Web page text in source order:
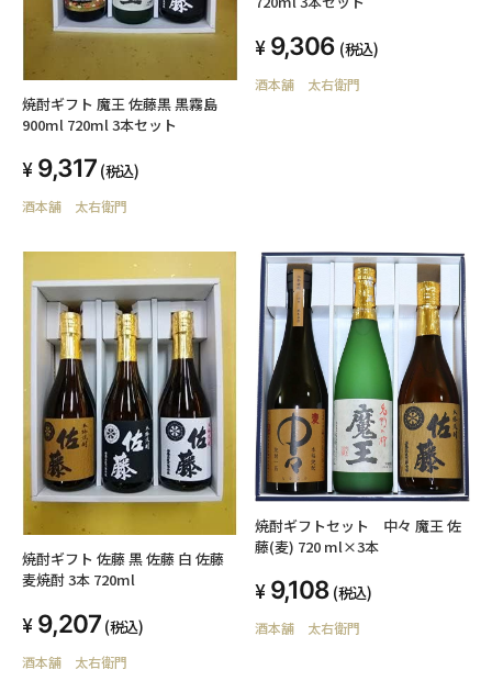
焼酎ギフト 魔王 佐藤黒 黒霧島
900ml 720ml 3本セット
9,317 (税込)
酒本舗 太右衛門
9,306 (税込)
酒本舗 太右衛門
焼酎ギフト 佐藤 黒 佐藤 白 佐藤
麦焼酎 3本 720ml
9,207 (税込)
酒本舗 太右衛門
焼酎ギフトセット 中々 魔王 佐
藤(麦) 720 ml×3本
9,108 (税込)
酒本舗 太右衛門